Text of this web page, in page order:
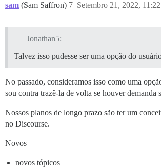
sam (Sam Saffron) Setembro 21, 2022,
7
Jonathan5:
Talvez isso pudesse ser uma opção do
No passado, consideramos isso como uma
sou contra trazê-la de volta se houver demanda
Nossos planos de longo prazo são ter um
no Discourse.
Novos
novos tópicos